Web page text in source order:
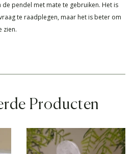
de pendel met mate te gebruiken. Het is
te raadplegen, maar het is beter om
zien.
Producten